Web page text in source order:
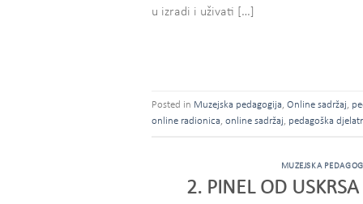
u izradi i uživati […]
Posted in Muzejska pedagogija, Online sadržaj,
online radionica, online sadržaj, pedagoška
MUZEJSKA
2. PINEL OD